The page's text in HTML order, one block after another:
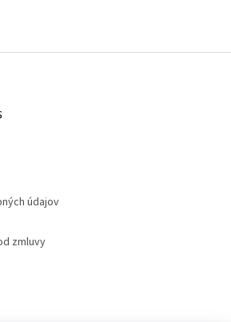
údajov
zmluvy